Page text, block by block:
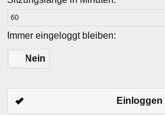
Immer eingeloggt bleiben:
Nein
Einloggen